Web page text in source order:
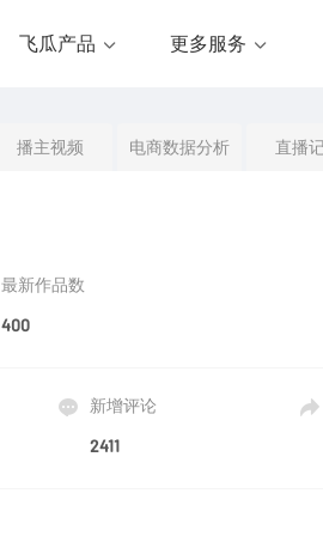
飞瓜产品 更多服务
播主视频 电商数据分析 直播
最新作品数
400
新增评论
2411